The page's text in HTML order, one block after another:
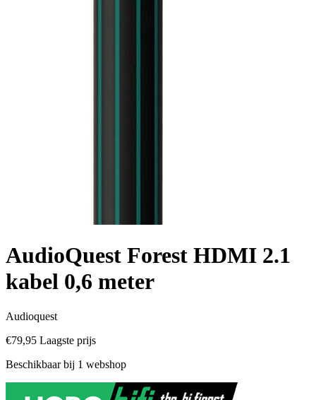
AudioQuest Forest HDMI 2.1
kabel 0,6 meter
Audioquest
€79,95 Laagste prijs
Beschikbaar bij 1 webshop